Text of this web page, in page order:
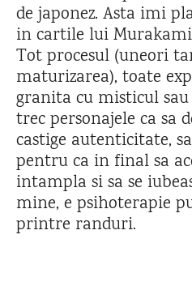
de japonez. Asta imi
in cartile lui
Tot procesul (uneori
maturizarea), toate
granita cu misticul
trec personajele ca sa
castige autenticitate,
pentru ca in final sa
intampla si sa se
mine, e psihoterapie
printre randuri.